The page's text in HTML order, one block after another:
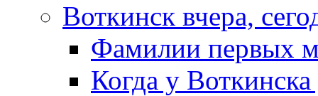
Воткинск вчера,
Фамилии первых
Когда у